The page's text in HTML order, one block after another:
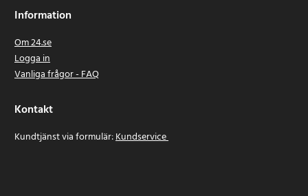
Information
Om 24.se
Logga in
Vanliga frågor - FAQ
Kontakt
Kundtjänst via formulär:Kundservice